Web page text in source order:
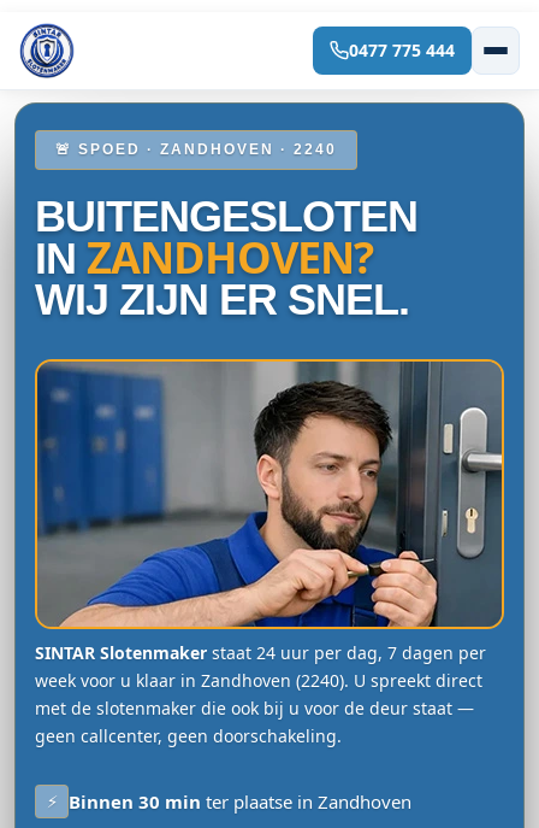
Spring
inhoud
0477 775 444
🚨 SPOED · ZANDHOVEN · 2240
BUITENGESLOTEN
IN ZANDHOVEN?
WIJ ZIJN ER SNEL.
SINTAR Slotenmaker staat 24 uur per dag, 7 dagen per
week voor u klaar in Zandhoven (2240). U spreekt direct
met de slotenmaker die ook bij u voor de deur staat —
geen callcenter, geen doorschakeling.
⚡ Binnen 30 min ter plaatse in Zandhoven